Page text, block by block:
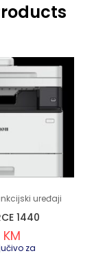
uređaji
1440
KM
za